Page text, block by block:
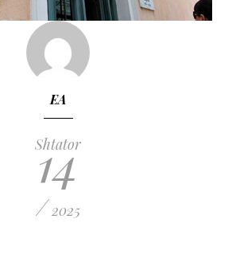
EA
Shtator
14
/ 2025